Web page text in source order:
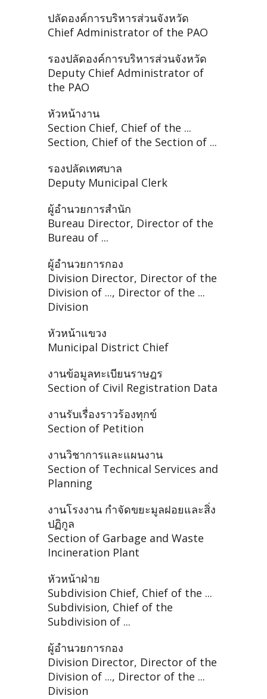
ปลัดองค์การบริหารส่วนจังหวัด
Chief Administrator of the PAO
รองปลัดองค์การบริหารส่วนจังหวัด
Deputy Chief Administrator of
the PAO
หัวหน้างาน
Section Chief, Chief of the ...
Section, Chief of the Section of ...
รองปลัดเทศบาล
Deputy Municipal Clerk
ผู้อำนวยการสำนัก
Bureau Director, Director of the
Bureau of ...
ผู้อำนวยการกอง
Division Director, Director of the
Division of ..., Director of the ...
Division
หัวหน้าแขวง
Municipal District Chief
งานข้อมูลทะเบียนราษฎร
Section of Civil Registration Data
งานรับเรื่องราวร้องทุกข์
Section of Petition
งานวิชาการและแผนงาน
Section of Technical Services and
Planning
งานโรงงาน กำจัดขยะมูลฝอยและสิ่ง
ปฏิกูล
Section of Garbage and Waste
Incineration Plant
หัวหน้าฝ่าย
Subdivision Chief, Chief of the ...
Subdivision, Chief of the
Subdivision of ...
ผู้อำนวยการกอง
Division Director, Director of the
Division of ..., Director of the ...
Division